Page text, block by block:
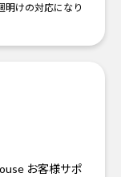
けの対応になり
お客様サポ